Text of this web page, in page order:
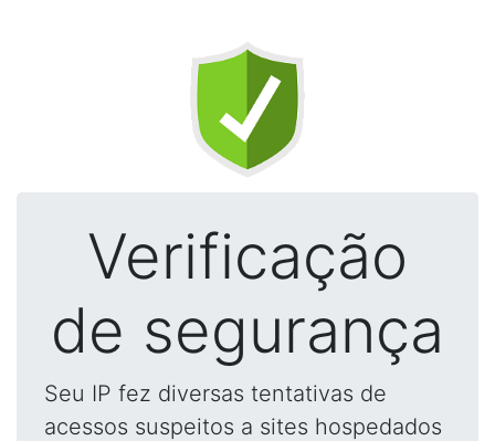
Verificação
de segurança
Seu IP fez diversas tentativas de
acessos suspeitos a sites hospedados